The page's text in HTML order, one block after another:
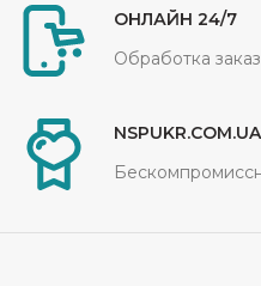
ОНЛАЙН 24/7
Обработка
NSPUKR.COM.UA